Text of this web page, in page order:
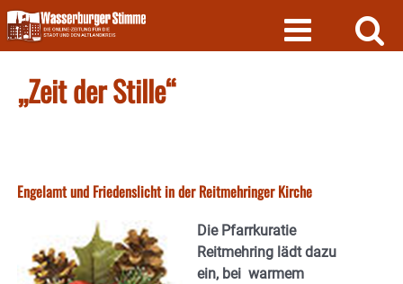
Skip
to
content
„Zeit der Stille“
Engelamt und Friedenslicht in der Reitmehringer Kirche
Die Pfarrkuratie
Reitmehring lädt dazu
ein, bei warmem